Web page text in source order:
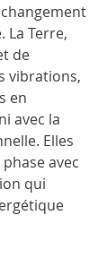
La Terre,
de
vibrations,
en
avec la
Elles
avec
qui